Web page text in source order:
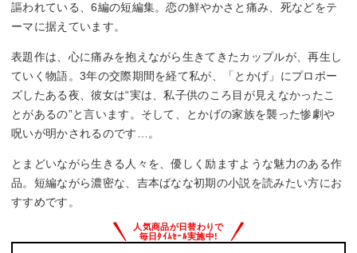
謳われている、6編の短編集。恋の鮮やかさと痛み、死などをテ
ーマに据えています。
表題作は、心に痛みを抱えながら生きてきたカップルが、再生し
ていく物語。3年の交際期間を経て私が、「とかげ」にプロポー
ズしたある夜、彼女は“実は、私子供のころ目が見えなかったこ
とがあるの”と言います。そして、とかげの家族を襲った惨劇や
呪いが明かされるのです…。
とまどいながら生きる人々を、優しく励ますような魅力のある作
品。短編ながら濃密な、吉本ばなな初期の小説を読みたい方にお
すすめです。